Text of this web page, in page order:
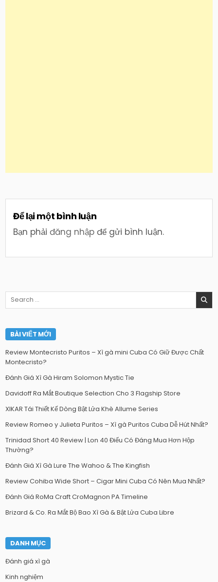
Để lại một bình luận
Bạn phảiđăng nhập để gửi bình luận.
Search
BÀI VIẾT MỚI
Review Montecristo Puritos – Xì gà mini Cuba Có Giữ Được Chất
Montecristo?
Đánh Giá Xì Gà Hiram Solomon Mystic Tie
Davidoff Ra Mắt Boutique Selection Cho 3 Flagship Store
XIKAR Tái Thiết Kế Dòng Bật Lửa Khè Allume Series
Review Romeo y Julieta Puritos – Xì gà Puritos Cuba Dễ Hút Nhất?
Trinidad Short 40 Review | Lon 40 Điếu Có Đáng Mua Hơn Hộp
Thường?
Đánh Giá Xì Gà Lure The Wahoo & The Kingfish
Review Cohiba Wide Short – Cigar Mini Cuba Có Nên Mua Nhất?
Đánh Giá RoMa Craft CroMagnon PA Timeline
Brizard & Co. Ra Mắt Bộ Bao Xì Gà & Bật Lửa Cuba Libre
DANH MỤC
Đánh giá xì gà
Kinh nghiệm